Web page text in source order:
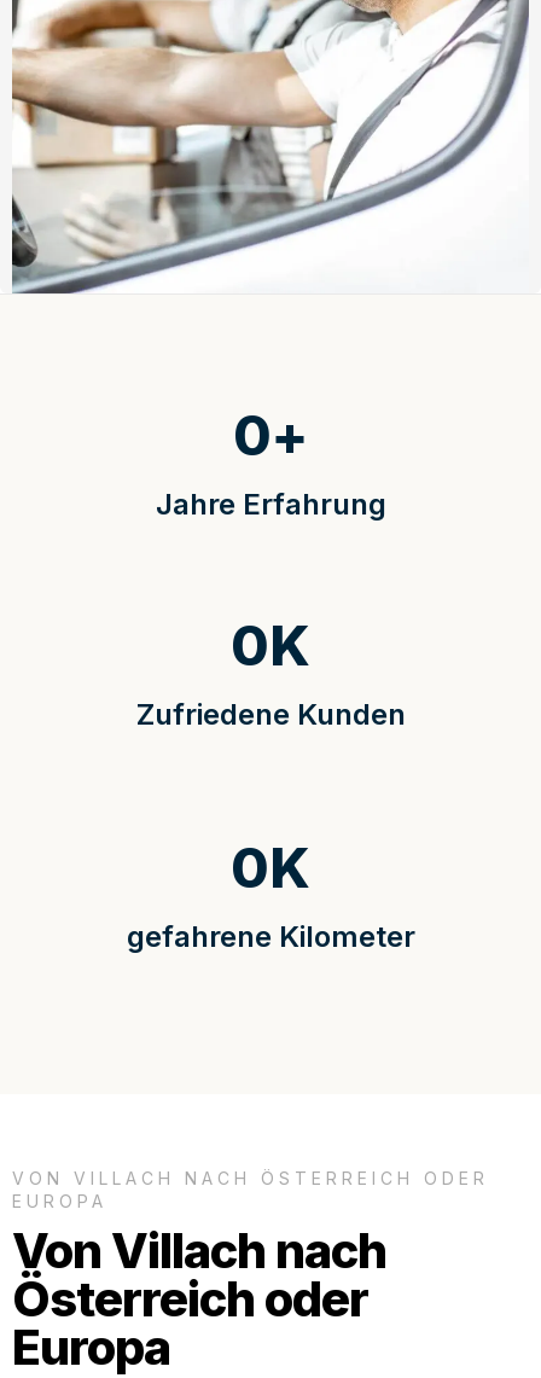
Jahre Erfahrung
0+
Zufriedene Kunden
0K
gefahrene Kilometer
0K
VON VILLACH NACH ÖSTERREICH ODER
EUROPA
Von Villach nach
Österreich oder
Europa